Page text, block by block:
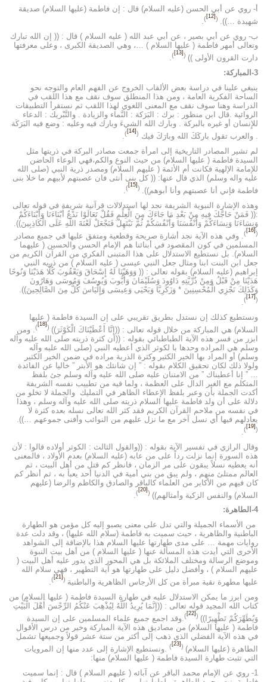
أ- روي عن أبي الحسن (عليه السلام) قال : إن فاطمة (عليها السلام) صديقة
شهيدة …)).
(
[12]
)
ب- روي عن أبي بصير ، عن أبي عبد الله ( عليه السلام ) قال : (( إن الله تبارك
وتعالى أمهر فاطمة ( عليها السلام ) …، وهي الصديقة الكبرى ، وعلى معرفتها
دارت القرون الأولى )) (
[13]
)
3-المباركة:
ينبغي علينا في دراسة بعض الألقاب الخروج عن الفهم العام والتوجه نحو
الساحة الفكرية العامة ، ومن هذا المنطلق سوف نقف مع هذا اللقب في
الدراسة وهنا سوف نقف مع المعنى اللغوي لهذا اللقب ثم نستقرأ التطبيقات
الروائية .قال ابن منظور : برك : البَرَكة : النَّماء والزيادة . والتَّبْريك : الدعاء
للإِنسان أو غيره بالبركة . وبارك الله الشيءَ وبارك فيه وعليه : وضع فيه البَرَكَة
. والعرب تقول باركَكَ الله وبارَكَ فيك (
[14]
)
لم تشير المصادر التاريخية إلى امرأة جمعت مصادر البركة في ذريتها مثل
السيدة فاطمة ( عليها السلام) من حيث النوع والكم،فهي الوعاء الحاضن
للإمامة الإلهية فكانت أم الأئمة ( عليهم السلام) ومصدر ذرية النبي (صلى الله
عليه واله وسلم) الذي قال عنها: (( كل بنى أنثى فان عصبتهم لأبيهم ما خلا بنى
فاطمة فإني أنا عصبتهم وأنا أبوهم)).
(
)
وهذه الإشارة النبوية الشريفة نجد لها استدلالات قرآنية شريفة في قوله تعالى
:(( فَمَنْ حَاجَّكَ فِيهِ مِنْ بَعْدِ مَا جَاءَكَ مِنَ الْعِلْمِ فَقُلْ تَعَالَوْا نَدْعُ أَبْنَاءَنَا وَأَبْنَاءَكُمْ
وَنِسَاءَنَا وَنِسَاءَكُمْ وَأَنْفُسَنَا وَأَنْفُسَكُمْ ثُمَّ نَبْتَهِلْ فَنَجْعَلْ لَعْنَةَ اللَّهِ عَلَى الْكَاذِبِينَ)).
(
)
. وفي هذه الآية نجد أشارة صريحة وقطعية ومتفق عليها في جميع مصادر
المسلمين في كون المقصود في أبنائنا هم الإمام الحسن والحسين ( عليهما
السلام). بل نستطيع الاستدلال على هذا المتبنى الفكري من القرآن الكريم من
جعل ابن البنت ابنا ومثال جعل النبي عيسى ( عليه السلام ) من ذريه النبي
إبراهيم (عليه السلام) بقوله تعالى : (( وَوَهَبْنَا لَهُ إِسْحَاقَ وَيَعْقُوبَ كُلًّا هَدَيْنَا وَنُوحًا
هَدَيْنَا مِنْ قَبْلُ وَمِنْ ذُرِّيَّتِهِ دَاوُودَ وَسُلَيْمَانَ وَأَيُّوبَ وَيُوسُفَ وَمُوسَى وَهَارُونَ
وَكَذَلِكَ نَجْزِي الْمُحْسِنِينَ * وَزَكَرِيَّا وَيَحْيَى وَعِيسَى وَإِلْيَاسَ كُلٌّ مِنَ الصَّالِحِينَ)).
(
)
ونستطيع كذلك إن نستدل بطريق تقريبي على إن السيدة فاطمة ( عليها
السلام) هي المباركة من خلال قوله تعالى : ((إِنَّا أَعْطَيْنَاكَ الْكَوْثَرَ)) (
)
. ومن
ابزر من فسر هذه الآية الطباطبائي بقوله : ((ان كثرة ذريته صلى الله عليه وآله
وسلم هي المراده وحدها با لكوثر الذي أعطيه النبي (صلى الله عليه وآله
وسلم) أو المراد بها الخير الكثير وكثرة الذرية مراده في ضمن الخير الكثير
ولولا ذلك لكان تحقيق الكلام بقوله : ” إن شانئك هو الأبتر ” خاليا عن الفائدة
… ” إنا أعطيناك ” من الامتنان عليه صلى الله عليه وآله وسلم جئ بلفظ
المتكلم مع الغير الدال على العظمة ، ولما فيه من تطييب نفسه الشريفة
أكدت الجملة بأن وعبر بلفظ الإعطاء الظاهر في التمليك والجملة لا تخلو من
دلالة على أن ولد فاطمة عليها السلام ذريته صلى الله عليه وآله وسلم ، وهذا
في نفسه من ملاحم القرآن الكريم فقد كثر الله تعالى نسله بعده كثرة لا
يعادلهم فيها أي نسل آخر مع ما نزل عليهم من النوائب وأفنى جموعهم …)).
(
)
وقال الرازي في تفسير الآية بقوله : ((والقول الثالث : الكوثر أولاده قالوا : لأن
هذه السورة إنما نزلت رداً على من عابه (عليه السلام) بعدم الأولاد ، فالمعنى
أنه يعطيه نسلاً يبقون على مر الزمان ، فانظر كم قتل من أهل البيت ، ثم
العالم ممتلئ منهم ، ولم يبق من بني أمية في الدنيا أحد يعبأ به ، ثم أنظر كم
كان فيهم من الأكابر من العلماء كالباقر والصادق والكاظم والرضا (عليهم
السلام) والنفس الزكية وأمثالهم)) (
)
4-الطاهرة:
من الأسماء الجميلة والتي تدل على معنى يصبو إليه كل مؤمن هو الطهارة
الباطنية والظاهرية ، حيث سميت به فاطمة (سلام الله عليها) ، وقد دلت عدة
روايات مهمة … على مدى طهارتها عليها السلام هذا بالإضافة إلى الشواهد
الأخرى التي أيدت هذه المسألة عنها ( عليها السلام ) من أهل بيت النبوة
وموضع الرسالة ومختلف الملائكة بل هي المحور الذي يدور عليه أهل البيت (
عليهم السلام ) ، وأفضل دليل على طهارتها هو آية التطهير ، فهي سلام الله
عليها مطهرة نقية مبرأة من كل الأرجاس الظاهرية والباطنية (
[21]
)
.
ومن ابرز ما يمكن الاستدلال عليه في طهارة السيدة فاطمة ( عليها السلام) من
كتاب الله المجيد قوله تعالى : ((إِنَّمَا يُرِيدُ اللَّهُ لِيُذْهِبَ عَنْكُمُ الرِّجْسَ أَهْلَ الْبَيْتِ
وَيُطَهِّرَكُمْ تَطْهِيرًا)) (
[22]
).وقد اجمع جميع علماء المسلمين على إن السيدة
فاطمة ( عليها السلام) من مصاديق هذه الآية المباركة وخير من درس الأقوال
في هذه الآية الفضلي الذي ذهب إلى أكثر من ستة عشر قولاً وجميعها تشمل
الطاهرة (عليها السلام) (
[23]
) .ونستطيع الإشارة إلى عدد منها إن المرويات
التي تثبت طهارة السيدة فاطمة ( عليها السلام) منها:
1- روي عن الإمام محمد الباقر عن آبائه ( عليهم السلام ) قال : إنما سميت